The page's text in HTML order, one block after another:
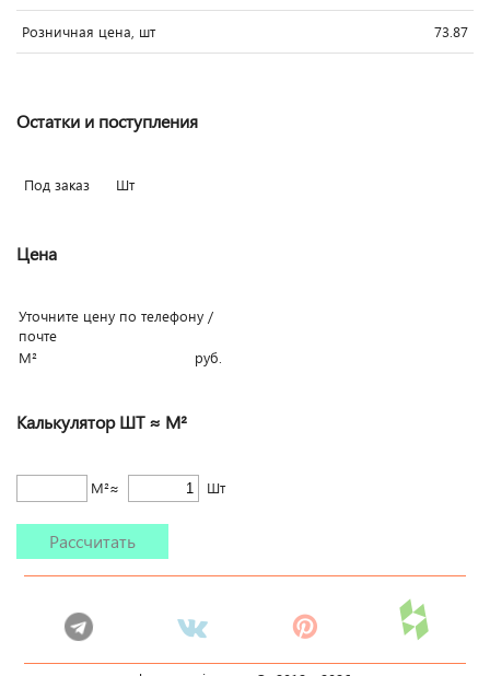
Розничная цена, шт 73.87
Остатки и поступления
Под заказ Шт
Цена
Уточните цену по телефону /
почте
М²
руб.
Калькулятор ШТ ≈ М²
М²≈ Шт
Рассчитать